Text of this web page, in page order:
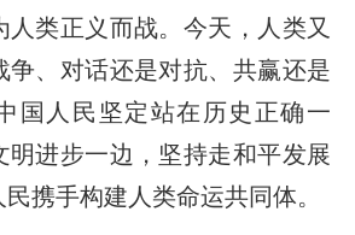
人类正义而战。今天，人类又
争、对话还是对抗、共赢还是
国人民坚定站在历史正确一
明进步一边，坚持走和平发展
携手构建人类命运共同体。